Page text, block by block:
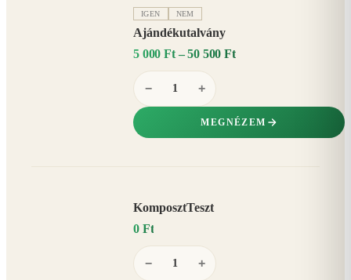
IGEN NEM
Ajándékutalvány
5 000 Ft – 50 500 Ft
− +
MEGNÉZEM
KomposztTeszt
0 Ft
− +